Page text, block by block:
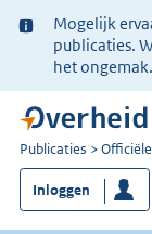
Ter
informatie:
Mogelijk
publicaties.
het ongemak.
U
bent
nu
hier:
Publicaties
Inloggen